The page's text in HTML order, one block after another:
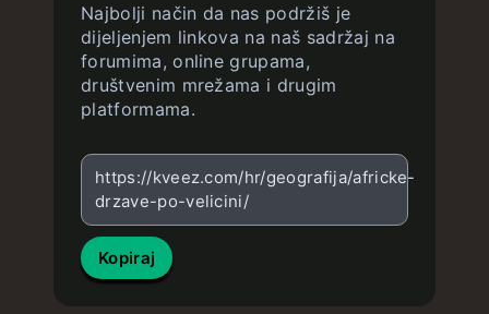
Najbolji način da nas podržiš je
dijeljenjem linkova na naš sadržaj na
forumima, online grupama,
društvenim mrežama i drugim
platformama.
https://kveez.com/hr/geografija/africke-
drzave-po-velicini/
Kopiraj